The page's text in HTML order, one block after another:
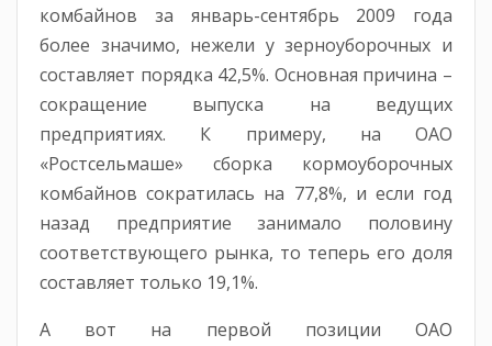
комбайнов за январь-сентябрь 2009 года
более значимо, нежели у зерноуборочных и
составляет порядка 42,5%. Основная причина –
сокращение выпуска на ведущих
предприятиях. К примеру, на ОАО
«Ростсельмаше» сборка кормоуборочных
комбайнов сократилась на 77,8%, и если год
назад предприятие занимало половину
соответствующего рынка, то теперь его доля
составляет только 19,1%.
А вот на первой позиции ОАО